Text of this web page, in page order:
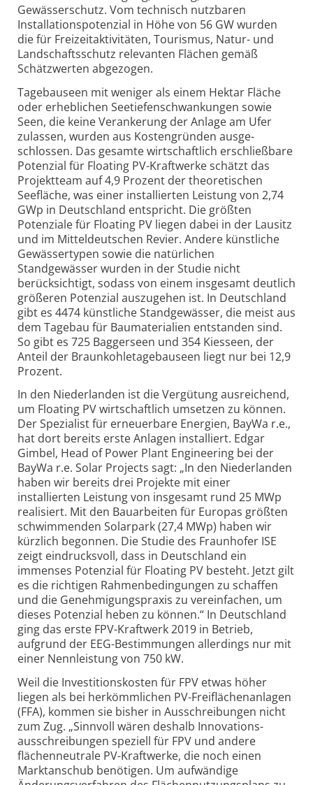
Gewässerschutz. Vom technisch nutzbaren
Installations­potenzial in Höhe von 56 GW wurden
die für Freizeit­aktivitäten, Tourismus, Natur- und
Landschafts­schutz relevanten Flächen gemäß
Schätzwerten abgezogen.
Tagebauseen mit weniger als einem Hektar Fläche
oder erheblichen Seetiefen­schwankungen sowie
Seen, die keine Verankerung der Anlage am Ufer
zulassen, wurden aus Kostengründen ausge­
schlossen. Das gesamte wirtschaftlich erschließbare
Potenzial für Floating PV-Kraftwerke schätzt das
Projektteam auf 4,9 Prozent der theoretischen
Seefläche, was einer installierten Leistung von 2,74
GWp in Deutschland entspricht. Die größten
Potenziale für Floating PV liegen dabei in der Lausitz
und im Mittel­deutschen Revier. Andere künstliche
Gewässer­typen sowie die natürlichen
Standgewässer wurden in der Studie nicht
berücksichtigt, sodass von einem insgesamt deutlich
größeren Potenzial auszugehen ist. In Deutschland
gibt es 4474 künstliche Standgewässer, die meist aus
dem Tagebau für Bau­materialien entstanden sind.
So gibt es 725 Baggerseen und 354 Kiesseen, der
Anteil der Braunkohle­tagebauseen liegt nur bei 12,9
Prozent.
In den Niederlanden ist die Vergütung ausreichend,
um Floating PV wirtschaftlich umsetzen zu können.
Der Spezialist für erneuerbare Energien, BayWa r.e.,
hat dort bereits erste Anlagen installiert. Edgar
Gimbel, Head of Power Plant Engineering bei der
BayWa r.e. Solar Projects sagt: „In den Nieder­landen
haben wir bereits drei Projekte mit einer
installierten Leistung von insgesamt rund 25 MWp
realisiert. Mit den Bauarbeiten für Europas größten
schwimmenden Solarpark (27,4 MWp) haben wir
kürzlich begonnen. Die Studie des Fraunhofer ISE
zeigt eindrucksvoll, dass in Deutschland ein
immenses Potenzial für Floating PV besteht. Jetzt gilt
es die richtigen Rahmen­bedingungen zu schaffen
und die Genehmigungs­praxis zu vereinfachen, um
dieses Potenzial heben zu können.“ In Deutschland
ging das erste FPV-Kraftwerk 2019 in Betrieb,
aufgrund der EEG-Bestimmungen allerdings nur mit
einer Nennleistung von 750 kW.
Weil die Investitions­kosten für FPV etwas höher
liegen als bei herkömmlichen PV-Freiflächenanlagen
(FFA), kommen sie bisher in Ausschreibungen nicht
zum Zug. „Sinnvoll wären deshalb Innovations­
ausschreibungen speziell für FPV und andere
flächenneutrale PV-Kraftwerke, die noch einen
Marktanschub benötigen. Um aufwändige